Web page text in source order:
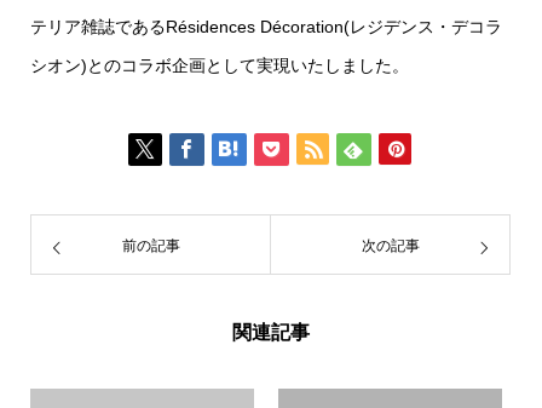
テリア雑誌であるRésidences Décoration(レジデンス・デコラ
シオン)とのコラボ企画として実現いたしました。
前の記事 次の記事
関連記事